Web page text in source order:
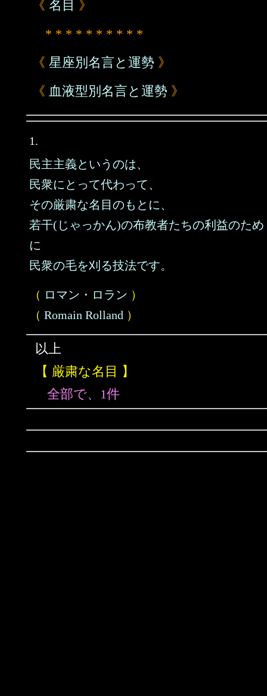
《 名目 》
* * * * * * * * * *
《 星座別名言と運勢 》
《 血液型別名言と運勢 》
1.
民主主義というのは、
民衆にとって代わって、
その厳粛な名目のもとに、
若干(じゃっかん)の布教者たちの利益のため
に
民衆の毛を刈る技法です。
（ ロマン・ロラン ）
（ Romain Rolland ）
以上
【 厳粛な名目 】
全部で、1件